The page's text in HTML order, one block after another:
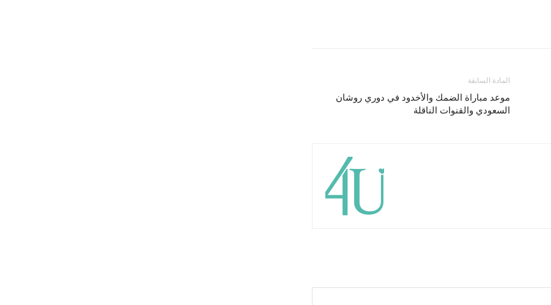
المادة السابقة
موعد مباراة الضمك والأخدود في دوري روشان
السعودي والقنوات الناقلة